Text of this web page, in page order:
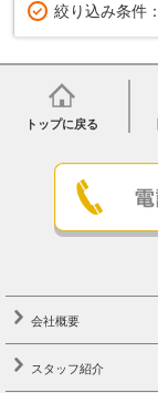
絞り込み条件：
トップに戻る
会社概要
スタッフ紹介